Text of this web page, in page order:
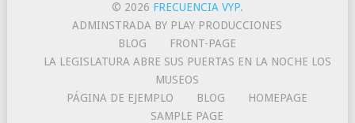
© 2026 FRECUENCIA VYP.
ADMINSTRADA BY PLAY PRODUCCIONES
BLOG
FRONT-PAGE
LA LEGISLATURA ABRE SUS PUERTAS EN LA NOCHE LOS
MUSEOS
PÁGINA DE EJEMPLO
BLOG
HOMEPAGE
SAMPLE PAGE